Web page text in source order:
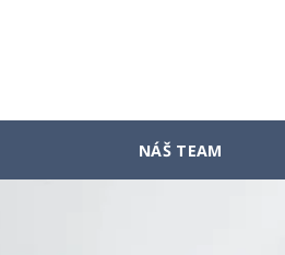
NÁŠ TEAM